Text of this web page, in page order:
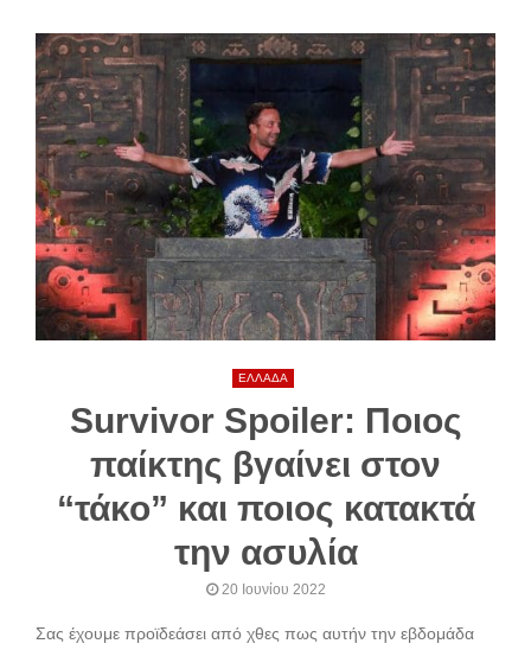
ΕΛΛΑΔΑ
Survivor Spoiler: Ποιος
παίκτης βγαίνει στον
“τάκο” και ποιος κατακτά
την ασυλία
20 Ιουνίου 2022
Σας έχουμε προϊδεάσει από χθες πως αυτήν την εβδομάδα